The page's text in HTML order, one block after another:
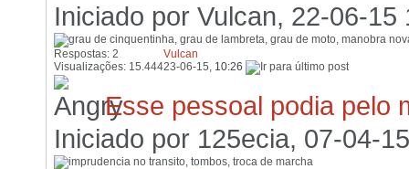
Iniciado por Vulcan, 22-06-15
Respostas: 2
Visualizações: 15.444
Vulcan
23-06-15, 10:26
Esse pessoal podia pelo
Iniciado por 125ecia, 07-04-